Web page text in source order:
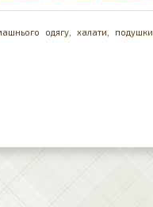
одягу, халати, подушки,